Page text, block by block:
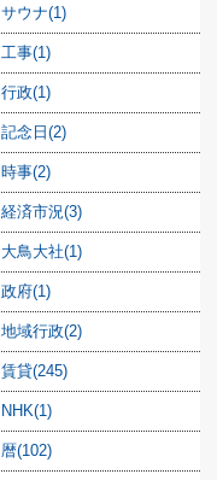
サウナ(1)
工事(1)
行政(1)
記念日(2)
時事(2)
経済市況(3)
大鳥大社(1)
政府(1)
地域行政(2)
賃貸(245)
NHK(1)
暦(102)